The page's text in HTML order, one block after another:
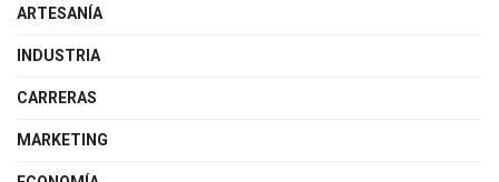
ARTESANÍA
INDUSTRIA
CARRERAS
MARKETING